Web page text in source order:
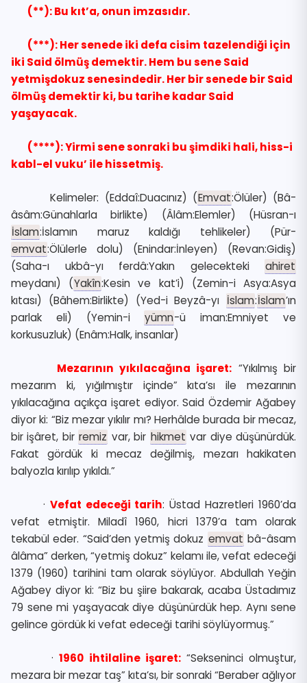
(**): Bu kıt’a, onun imzasıdır.
(***): Her senede iki defa cisim tazelendiği için
iki Said ölmüş demektir. Hem bu sene Said
yetmişdokuz senesindedir. Her bir senede bir Said
ölmüş demektir ki, bu tarihe kadar Said
yaşayacak.
(****): Yirmi sene sonraki bu şimdiki hali, hiss-i
kabl-el vuku’ ile hissetmiş.
Kelimeler: (Eddaî:Duacınız) (Emvat:Ölüler) (Bâ-
âsâm:Günahlarla birlikte) (Âlâm:Elemler) (Hüsran-ı
İslam:İslamın maruz kaldığı tehlikeler) (Pür-
emvat:Ölülerle dolu) (Enindar:İnleyen) (Revan:Gidiş)
(Saha-ı ukbâ-yı ferdâ:Yakın gelecekteki ahiret
meydanı) (Yakîn:Kesin ve kat’i) (Zemin-i Asya:Asya
kıtası) (Bâhem:Birlikte) (Yed-i Beyzâ-yı İslam:İslam’ın
parlak eli) (Yemin-i yümn-ü iman:Emniyet ve
korkusuzluk) (Enâm:Halk, insanlar)
Mezarının yıkılacağına işaret: “Yıkılmış bir
mezarım ki, yığılmıştır içinde” kıta’sı ile mezarının
yıkılacağına açıkça işaret ediyor. Said Özdemir Ağabey
diyor ki: “Biz mezar yıkılır mı? Herhâlde burada bir mecaz,
bir işâret, bir remiz var, bir hikmet var diye düşünürdük.
Fakat gördük ki mecaz değilmiş, mezarı hakikaten
balyozla kırılıp yıkıldı.”
· Vefat edeceği tarih: Üstad Hazretleri 1960’da
vefat etmiştir. Miladî 1960, hicri 1379’a tam olarak
tekabül eder. “Said’den yetmiş dokuz emvat bâ-âsam
âlâma” derken, “yetmiş dokuz” kelamı ile, vefat edeceği
1379 (1960) tarihini tam olarak söylüyor. Abdullah Yeğin
Ağabey diyor ki: “Biz bu şiire bakarak, acaba Üstadımız
79 sene mi yaşayacak diye düşünürdük hep. Aynı sene
gelince gördük ki vefat edeceği tarihi söylüyormuş.”
·1960 ihtilaline işaret: “Sekseninci olmuştur,
mezara bir mezar taş” kıta’sı, bir sonraki “Beraber ağlıyor